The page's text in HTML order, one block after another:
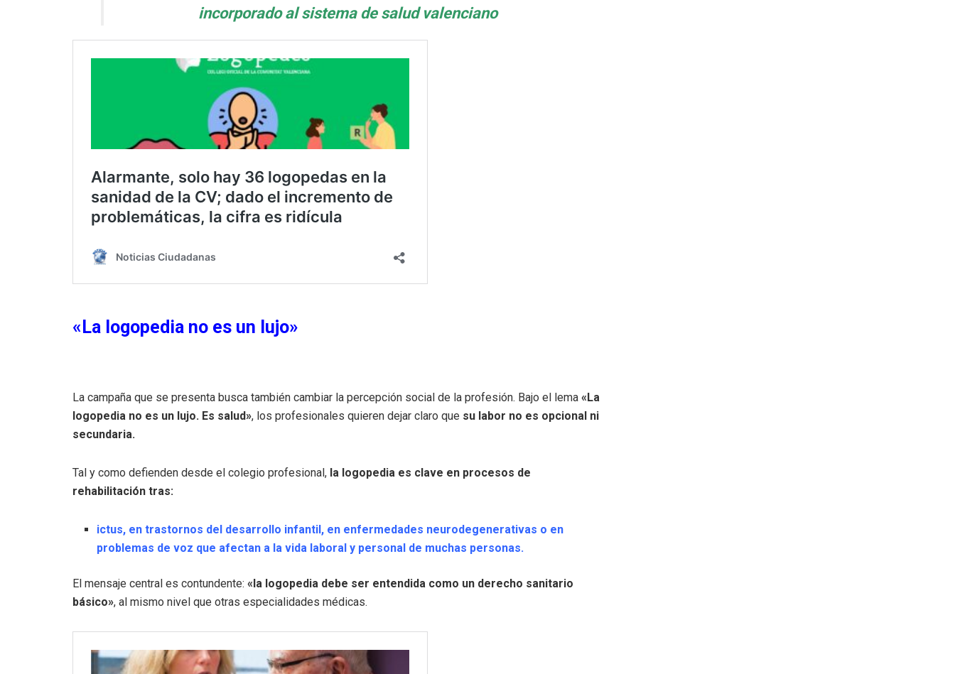
incorporado al sistema de salud valenciano
«La logopedia no es un lujo»
La campaña que se presenta busca también cambiar la percepción social de la profesión. Bajo el lema «La
logopedia no es un lujo. Es salud», los profesionales quieren dejar claro que su labor no es opcional ni
secundaria.
Tal y como defienden desde el colegio profesional, la logopedia es clave en procesos de
rehabilitación tras:
ictus, en trastornos del desarrollo infantil, en enfermedades neurodegenerativas o en
problemas de voz que afectan a la vida laboral y personal de muchas personas.
El mensaje central es contundente: «la logopedia debe ser entendida como un derecho sanitario
básico», al mismo nivel que otras especialidades médicas.